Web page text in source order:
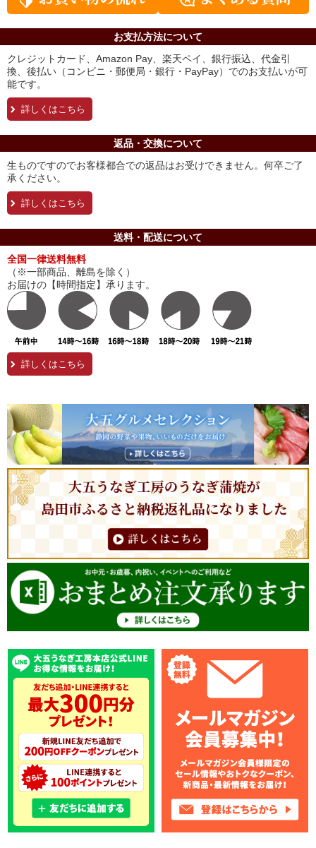
お支払方法について
クレジットカード、Amazon Pay、楽天ペイ、銀行振込、代金引
換、後払い（コンビニ・郵便局・銀行・PayPay）でのお支払いが可
能です。
詳しくはこちら
返品・交換について
生ものですのでお客様都合での返品はお受けできません。何卒ご了
承ください。
詳しくはこちら
送料・配送について
全国一律送料無料
（※一部商品、離島を除く）
お届けの【時間指定】承ります。
詳しくはこちら